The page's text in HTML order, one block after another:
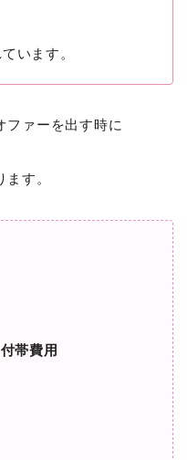
います。
ファーを出す時に
す。
帯費用